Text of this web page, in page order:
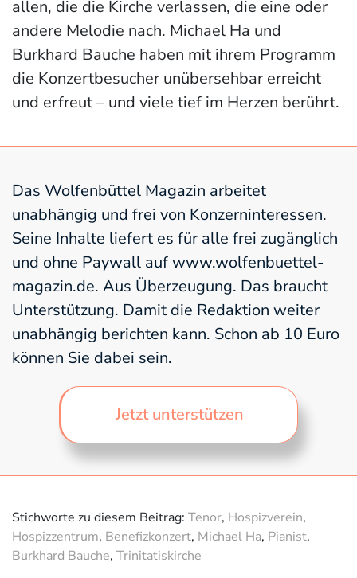
allen, die die Kirche verlassen, die eine oder
andere Melodie nach. Michael Ha und
Burkhard Bauche haben mit ihrem Programm
die Konzertbesucher unübersehbar erreicht
und erfreut – und viele tief im Herzen berührt.
Das Wolfenbüttel Magazin arbeitet
unabhängig und frei von Konzerninteressen.
Seine Inhalte liefert es für alle frei zugänglich
und ohne Paywall auf www.wolfenbuettel-
magazin.de. Aus Überzeugung. Das braucht
Unterstützung. Damit die Redaktion weiter
unabhängig berichten kann. Schon ab 10 Euro
können Sie dabei sein.
Jetzt unterstützen
Stichworte zu diesem Beitrag: Tenor, Hospizverein,
Hospizzentrum, Benefizkonzert, Michael Ha, Pianist,
Burkhard Bauche, Trinitatiskirche